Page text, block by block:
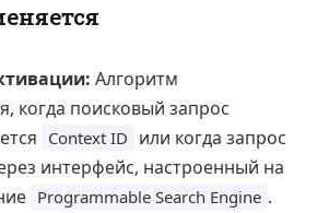
Алгоритм
когда поисковый запрос
Context ID или когда запрос
интерфейс, настроенный на
Programmable Search Engine .